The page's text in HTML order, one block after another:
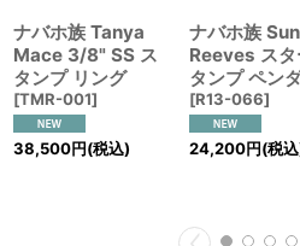
ナバホ族 Tanya
Mace 3/8" SS ス
タンプ リング
[TMR-001]
38,500円(税込)
ナバホ族
Reeves スタ
タンプ ペン
[R13-066]
24,200円(税